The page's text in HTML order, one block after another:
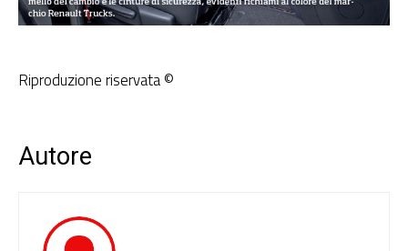
Riproduzione riservata ©
Autore